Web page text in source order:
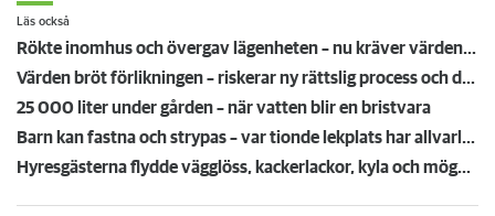
Läs också
Rökte inomhus och övergav lägenheten – nu kräver värden honom på 100 000 kronor
Värden bröt förlikningen – riskerar ny rättslig process och dubblerat vite
25 000 liter under gården – när vatten blir en bristvara
Barn kan fastna och strypas – var tionde lekplats har allvarliga brister
Hyresgästerna flydde vägglöss, kackerlackor, kyla och mögel: "Vaknade av att det kröp på kroppen"